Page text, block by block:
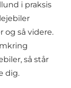
i praksis
og så videre.
så står
dig.